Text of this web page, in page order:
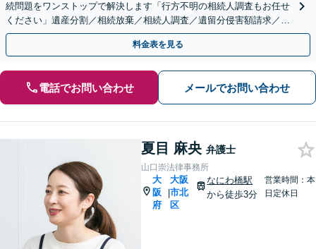
続問題をワンストップで解決します「行方不明の相続人調査もお任せ
ください」遺産分割／相続放棄／相続人調査／遺留分侵害額請求／登
記など【休日・夜間面談可】【分割払い対応】
料金表を見る
電話でお問い合わせ メールでお問い合わせ
夏目 麻央 弁護士
山口崇法律事務所
大
阪
府
|
大阪
市北
区
なにわ橋駅
から徒歩3分
営業時間：本
日定休日